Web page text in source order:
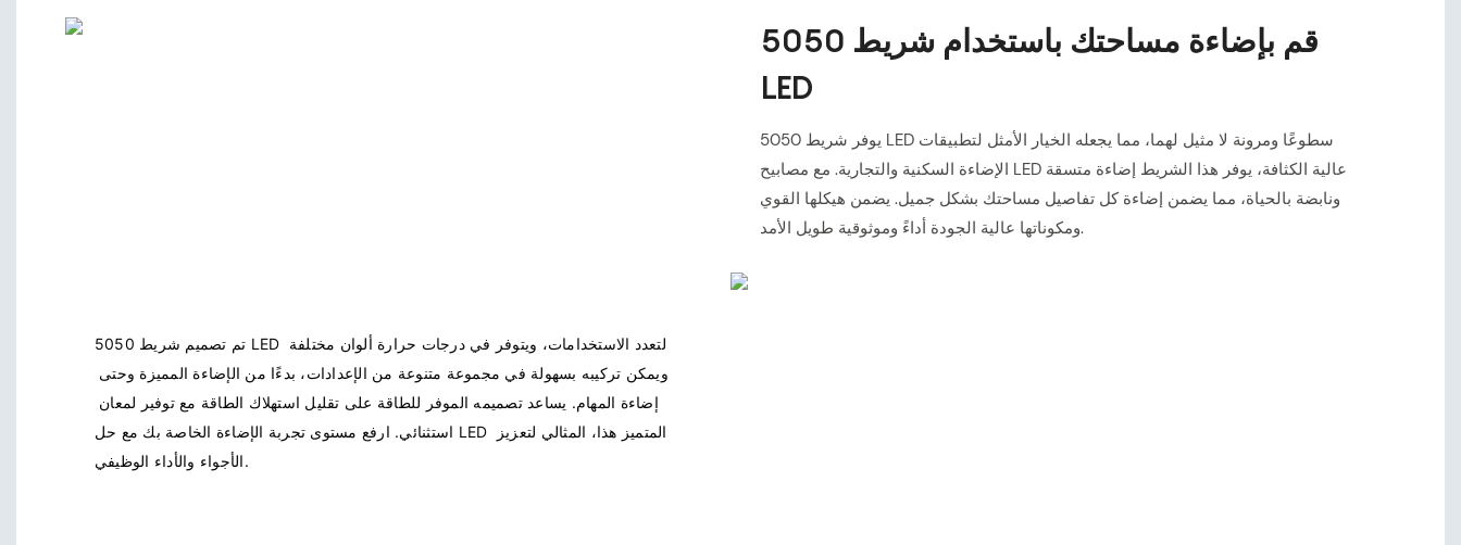
قم بإضاءة مساحتك باستخدام شريط 5050
LED
يوفر شريط 5050 LED سطوعًا ومرونة لا مثيل لهما، مما يجعله الخيار الأمثل لتطبيقات
الإضاءة السكنية والتجارية. مع مصابيح LED عالية الكثافة، يوفر هذا الشريط إضاءة متسقة
ونابضة بالحياة، مما يضمن إضاءة كل تفاصيل مساحتك بشكل جميل. يضمن هيكلها القوي
ومكوناتها عالية الجودة أداءً وموثوقية طويل الأمد.
تم تصميم شريط 5050 LED لتعدد الاستخدامات، ويتوفر في درجات حرارة ألوان مختلفة
استثنائي. ارفع مستوى تجربة الإضاءة الخاصة بك مع حل LED المتميز هذا، المثالي لتعزيز